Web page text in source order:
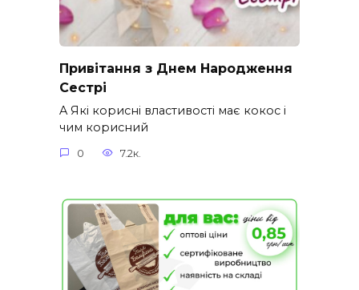
Привітання з Днем Народження
Сестрі
A Які корисні властивості має кокос і
чим корисний
0 7.2к.